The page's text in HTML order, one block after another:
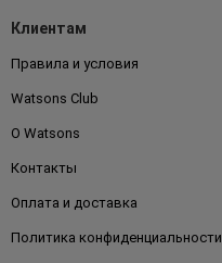
Клиентам
Правила и условия
Watsons Club
О Watsons
Контакты
Оплата и доставка
Политика конфиденциальности